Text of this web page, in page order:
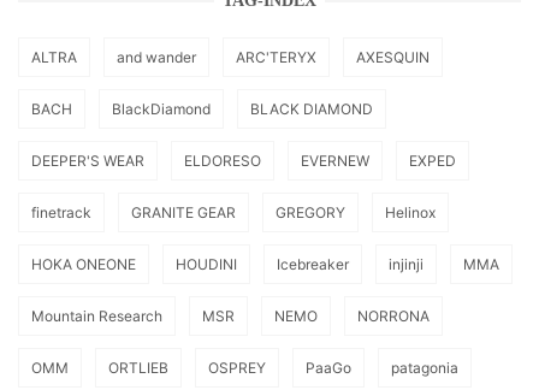
ALTRA and wander ARC'TERYX AXESQUIN
BACH BlackDiamond BLACK DIAMOND
DEEPER'S WEAR ELDORESO EVERNEW EXPED
finetrack GRANITE GEAR GREGORY Helinox
HOKA ONEONE HOUDINI Icebreaker injinji MMA
Mountain Research MSR NEMO NORRONA
OMM ORTLIEB OSPREY PaaGo patagonia